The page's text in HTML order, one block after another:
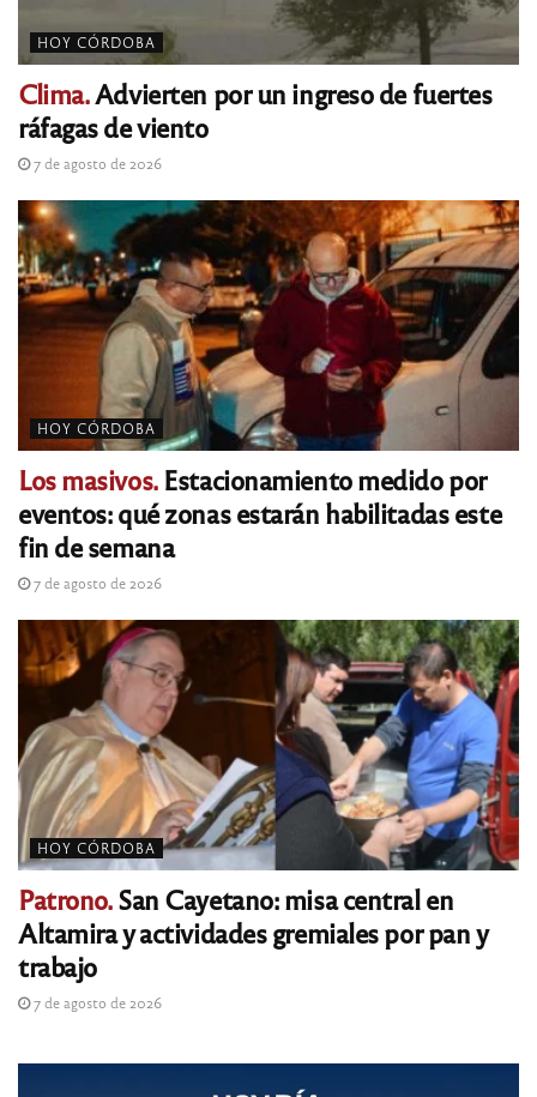
HOY CÓRDOBA
Clima.Advierten por un ingreso de fuertes
ráfagas de viento
7 de agosto de 2026
HOY CÓRDOBA
Los masivos.Estacionamiento medido por
eventos: qué zonas estarán habilitadas este
fin de semana
7 de agosto de 2026
HOY CÓRDOBA
Patrono.San Cayetano: misa central en
Altamira y actividades gremiales por pan y
trabajo
7 de agosto de 2026